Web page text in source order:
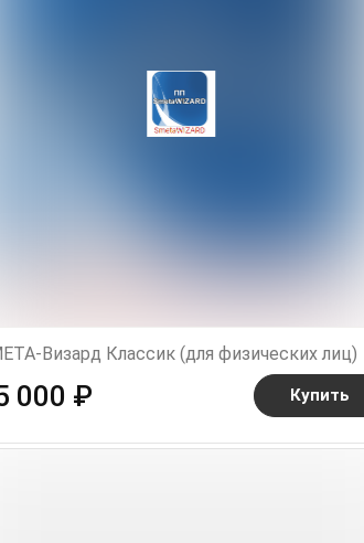
Визард Классик (для физических лиц)
000 ₽ Купить